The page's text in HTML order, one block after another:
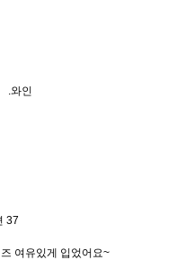
와인
37
여유있게 입었어요~